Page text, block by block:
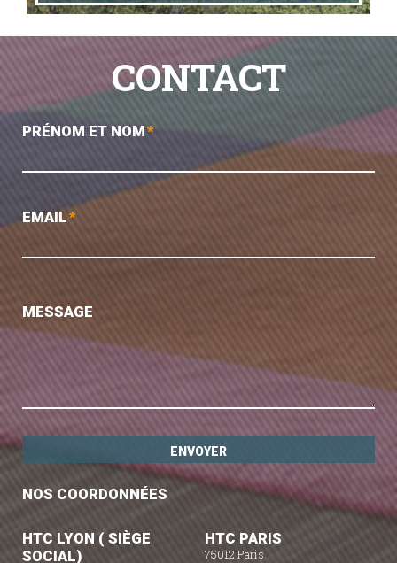
CONTACT
PRÉNOM ET NOM*
EMAIL*
MESSAGE
NOS COORDONNÉES
HTC LYON ( SIÈGE
SOCIAL)
HTC PARIS
75012 Paris